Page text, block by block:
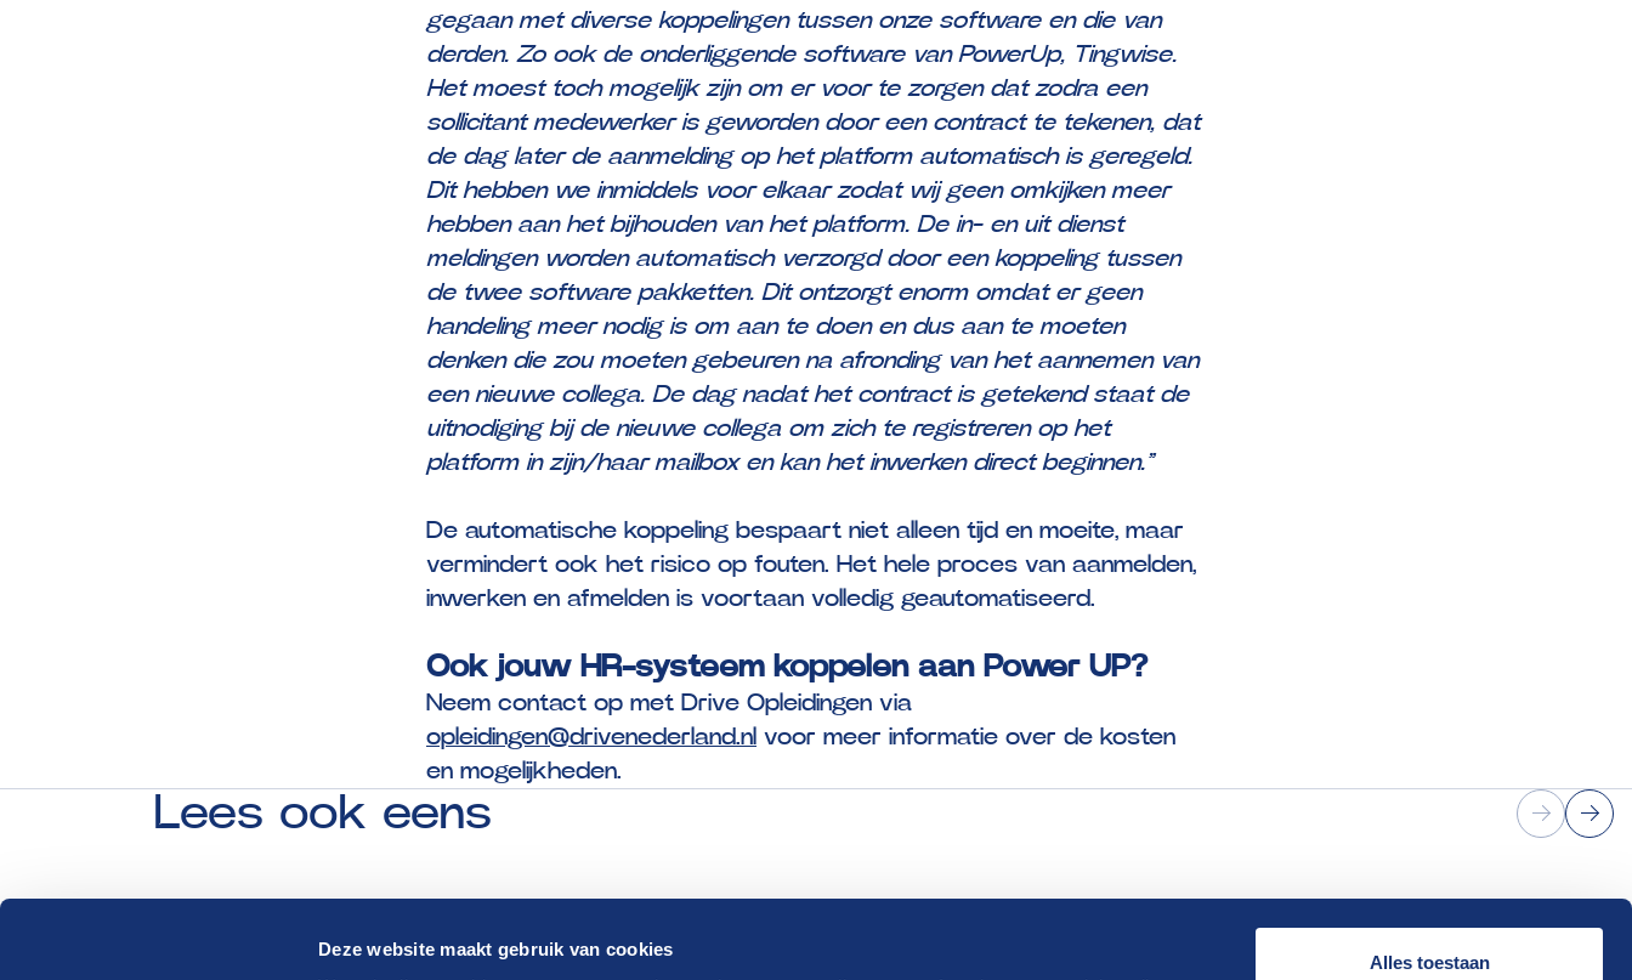
Deze website maakt gebruik van cookies
Alles toestaan
gegaan met diverse koppelingen tussen onze software en die van
derden. Zo ook de onderliggende software van PowerUp, Tingwise.
Het moest toch mogelijk zijn om er voor te zorgen dat zodra een
sollicitant medewerker is geworden door een contract te tekenen, dat
de dag later de aanmelding op het platform automatisch is geregeld.
Dit hebben we inmiddels voor elkaar zodat wij geen omkijken meer
hebben aan het bijhouden van het platform. De in- en uit dienst
meldingen worden automatisch verzorgd door een koppeling tussen
de twee software pakketten. Dit ontzorgt enorm omdat er geen
handeling meer nodig is om aan te doen en dus aan te moeten
denken die zou moeten gebeuren na afronding van het aannemen van
een nieuwe collega. De dag nadat het contract is getekend staat de
uitnodiging bij de nieuwe collega om zich te registreren op het
platform in zijn/haar mailbox en kan het inwerken direct beginnen.”
De automatische koppeling bespaart niet alleen tijd en moeite, maar
vermindert ook het risico op fouten. Het hele proces van aanmelden,
inwerken en afmelden is voortaan volledig geautomatiseerd.
Ook jouw HR-systeem koppelen aan Power UP?
Neem contact op met Drive Opleidingen via
opleidingen@drivenederland.nl voor meer informatie over de kosten
en mogelijkheden.
Lees ook eens